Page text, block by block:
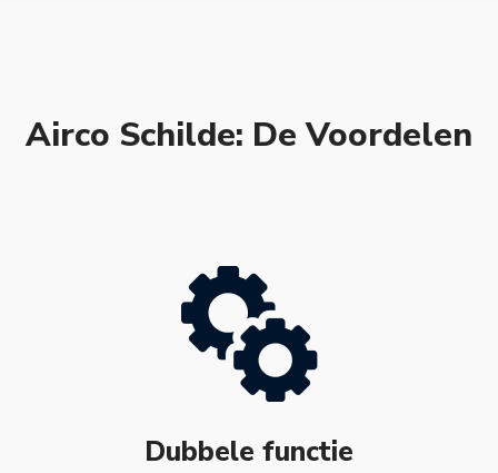
Airco Schilde: De Voordelen
Dubbele functie